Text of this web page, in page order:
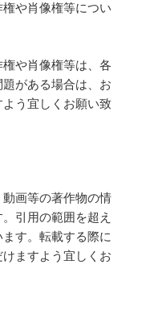
や肖像権等につい
や肖像権等は、各
がある場合は、お
う宜しくお願い致
画等の著作物の情
引用の範囲を超え
す。転載する際に
ますよう宜しくお